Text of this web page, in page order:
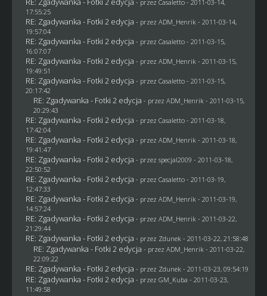
- przez Casaletto- 2011-03-14,
17:55:25
RE: Zgadywanka - Fotki 2 edycja - przez ADM_Henrik - 2011-03-14,
19:57:04
RE: Zgadywanka - Fotki 2 edycja - przez Casaletto- 2011-03-15,
16:07:07
RE: Zgadywanka - Fotki 2 edycja - przez ADM_Henrik - 2011-03-15,
19:49:51
RE: Zgadywanka - Fotki 2 edycja - przez Casaletto- 2011-03-15,
20:17:42
RE: Zgadywanka - Fotki 2 edycja - przez ADM_Henrik - 2011-03-15,
20:29:43
RE: Zgadywanka - Fotki 2 edycja - przez Casaletto- 2011-03-18,
17:42:04
RE: Zgadywanka - Fotki 2 edycja - przez ADM_Henrik - 2011-03-18,
19:41:47
RE: Zgadywanka - Fotki 2 edycja - przez specjal2009 - 2011-03-18,
22:50:52
RE: Zgadywanka - Fotki 2 edycja - przez Casaletto- 2011-03-19,
12:47:33
RE: Zgadywanka - Fotki 2 edycja - przez ADM_Henrik - 2011-03-19,
14:57:24
RE: Zgadywanka - Fotki 2 edycja - przez ADM_Henrik - 2011-03-22,
21:29:44
RE: Zgadywanka - Fotki 2 edycja - przez Zdunek - 2011-03-22, 21:58:48
RE: Zgadywanka - Fotki 2 edycja - przez ADM_Henrik - 2011-03-22,
22:09:22
RE: Zgadywanka - Fotki 2 edycja - przez Zdunek - 2011-03-23, 09:54:19
RE: Zgadywanka - Fotki 2 edycja - przez GM_Kuba - 2011-03-23,
11:49:58